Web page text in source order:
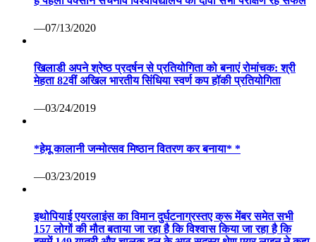
—07/13/2020
खिलाडी अपने श्रेष्ठ प्रदर्षन से प्रतियोगिता को बनाएं रोमांचक: श्री
मेहता 82वीं अखिल भारतीय सिंधिया स्वर्ण कप हॉकी प्रतियोगिता
—03/24/2019
*हेमू कालानी जन्मोत्सव मिष्ठान वितरण कर बनाया* *
—03/23/2019
इथोपियाई एयरलाइंस का विमान दुर्घटनाग्रस्तए क्रू मेंबर समेत सभी
157 लोगों की मौत बताया जा रहा है कि विश्वास किया जा रहा है कि